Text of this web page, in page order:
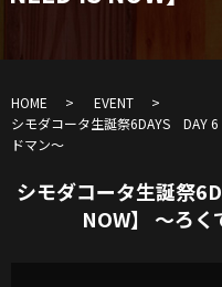
HOME
EVENT
シモダコータ生誕祭6DAYS DAY 6
ドマン～
シモダコータ生誕祭
NOW】 ～ろ